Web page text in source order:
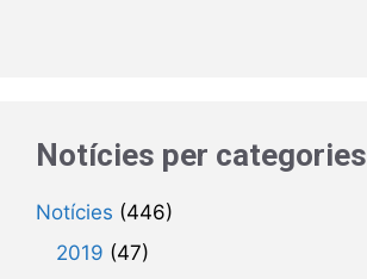
Notícies per categories
Notícies (446)
2019 (47)